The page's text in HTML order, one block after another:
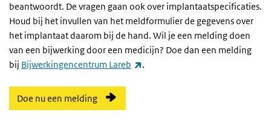
beantwoordt. De vragen gaan ook over implantaatspecificaties.
Houd bij het invullen van het meldformulier de gegevens over
het implantaat daarom bij de hand. Wil je een melding doen
van een bijwerking door een medicijn? Doe dan een melding
bij Bijwerkingencentrum Lareb (externe link)
.
Doe nu een melding